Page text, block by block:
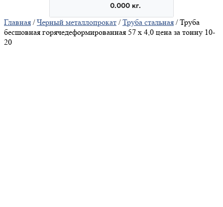
Главная /Черный металлопрокат /Труба стальная / Труба
бесшовная горячедеформированная 57 х 4,0 цена за тонну 10-
20